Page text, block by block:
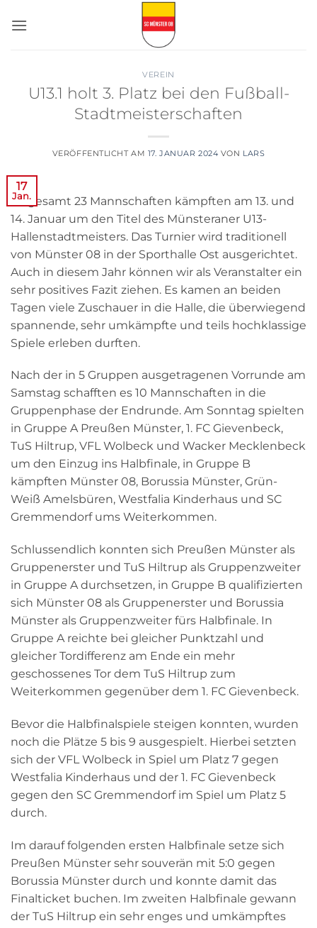
Inhalt
VEREIN
U13.1 holt 3. Platz bei den Fußball-
Stadtmeisterschaften
VERÖFFENTLICHT AM 17. JANUAR 2024 VON LARS
17
Jan.
Insgesamt 23 Mannschaften kämpften am 13. und
14. Januar um den Titel des Münsteraner U13-
Hallenstadtmeisters. Das Turnier wird traditionell
von Münster 08 in der Sporthalle Ost ausgerichtet.
Auch in diesem Jahr können wir als Veranstalter ein
sehr positives Fazit ziehen. Es kamen an beiden
Tagen viele Zuschauer in die Halle, die überwiegend
spannende, sehr umkämpfte und teils hochklassige
Spiele erleben durften.
Nach der in 5 Gruppen ausgetragenen Vorrunde am
Samstag schafften es 10 Mannschaften in die
Gruppenphase der Endrunde. Am Sonntag spielten
in Gruppe A Preußen Münster, 1. FC Gievenbeck,
TuS Hiltrup, VFL Wolbeck und Wacker Mecklenbeck
um den Einzug ins Halbfinale, in Gruppe B
kämpften Münster 08, Borussia Münster, Grün-
Weiß Amelsbüren, Westfalia Kinderhaus und SC
Gremmendorf ums Weiterkommen.
Schlussendlich konnten sich Preußen Münster als
Gruppenerster und TuS Hiltrup als Gruppenzweiter
in Gruppe A durchsetzen, in Gruppe B qualifizierten
sich Münster 08 als Gruppenerster und Borussia
Münster als Gruppenzweiter fürs Halbfinale. In
Gruppe A reichte bei gleicher Punktzahl und
gleicher Tordifferenz am Ende ein mehr
geschossenes Tor dem TuS Hiltrup zum
Weiterkommen gegenüber dem 1. FC Gievenbeck.
Bevor die Halbfinalspiele steigen konnten, wurden
noch die Plätze 5 bis 9 ausgespielt. Hierbei setzten
sich der VFL Wolbeck in Spiel um Platz 7 gegen
Westfalia Kinderhaus und der 1. FC Gievenbeck
gegen den SC Gremmendorf im Spiel um Platz 5
durch.
Im darauf folgenden ersten Halbfinale setze sich
Preußen Münster sehr souverän mit 5:0 gegen
Borussia Münster durch und konnte damit das
Finalticket buchen. Im zweiten Halbfinale gewann
der TuS Hiltrup ein sehr enges und umkämpftes